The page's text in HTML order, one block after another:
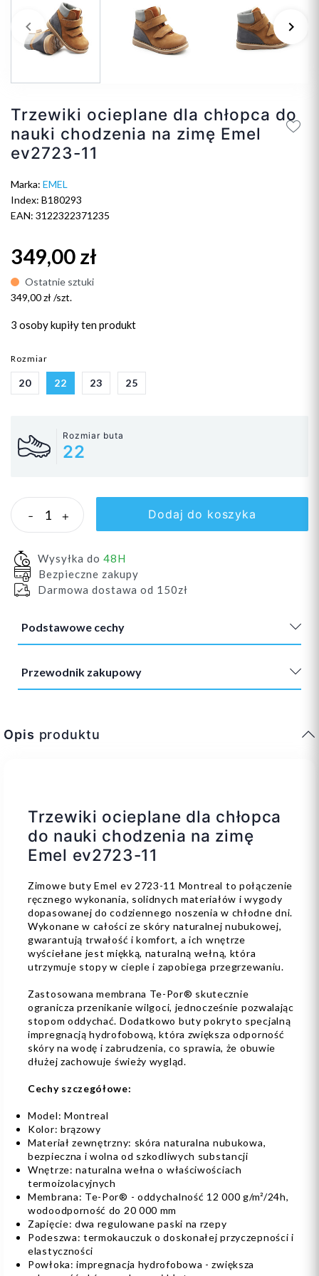
Poprzedni
keyboard_arrow_left keyboard_arrow_right
Trzewiki ocieplane dla chłopca do
nauki chodzenia na zimę Emel
ev2723-11
Marka: EMEL
Index: B180293
EAN: 3122322371235
349,00 zł
Ostatnie sztuki
349,00 zł /szt.
3 osobykupiły ten produkt
Rozmiar
20 22 23 25
Rozmiar buta
22
- + Dodaj do koszyka
Wysyłka do 48H
Bezpieczne zakupy
Darmowa dostawa od 150zł
Podstawowe cechy
Przewodnik zakupowy
Opis produktu
Trzewiki ocieplane dla chłopca
do nauki chodzenia na zimę
Emel ev2723-11
Zimowe buty Emel ev 2723-11 Montreal to połączenie
ręcznego wykonania, solidnych materiałów i wygody
dopasowanej do codziennego noszenia w chłodne dni.
Wykonane w całości ze skóry naturalnej nubukowej,
gwarantują trwałość i komfort, a ich wnętrze
wyściełane jest miękką, naturalną wełną, która
utrzymuje stopy w cieple i zapobiega przegrzewaniu.
Zastosowana membrana Te-Por® skutecznie
ogranicza przenikanie wilgoci, jednocześnie pozwalając
stopom oddychać. Dodatkowo buty pokryto specjalną
impregnacją hydrofobową, która zwiększa odporność
skóry na wodę i zabrudzenia, co sprawia, że obuwie
dłużej zachowuje świeży wygląd.
Cechy szczegółowe:
Model: Montreal
Kolor: brązowy
Materiał zewnętrzny: skóra naturalna nubukowa,
bezpieczna i wolna od szkodliwych substancji
Wnętrze: naturalna wełna o właściwościach
termoizolacyjnych
Membrana: Te-Por® - oddychalność 12 000 g/m²/24h,
wodoodporność do 20 000 mm
Zapięcie: dwa regulowane paski na rzepy
Podeszwa: termokauczuk o doskonałej przyczepności i
elastyczności
Powłoka: impregnacja hydrofobowa - zwiększa